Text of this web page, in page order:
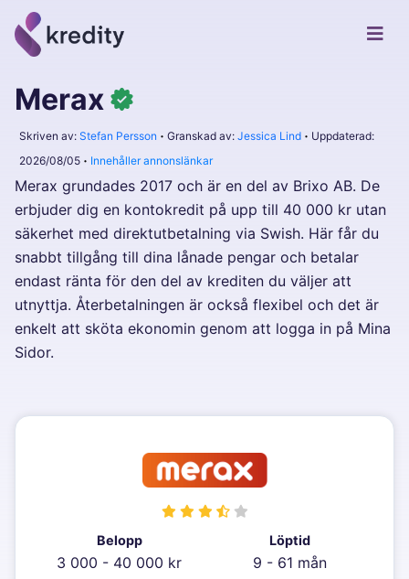
Merax
Skriven av: Stefan Persson Granskad av: Jessica Lind
Uppdaterad:
2026/08/05
Innehåller annonslänkar
Merax grundades 2017 och är en del av Brixo AB. De
erbjuder dig en kontokredit på upp till 40 000 kr utan
säkerhet med direktutbetalning via Swish. Här får du
snabbt tillgång till dina lånade pengar och betalar
endast ränta för den del av krediten du väljer att
utnyttja. Återbetalningen är också flexibel och det är
enkelt att sköta ekonomin genom att logga in på Mina
Sidor.
Belopp
3 000 - 40 000 kr
Löptid
9 - 61 mån